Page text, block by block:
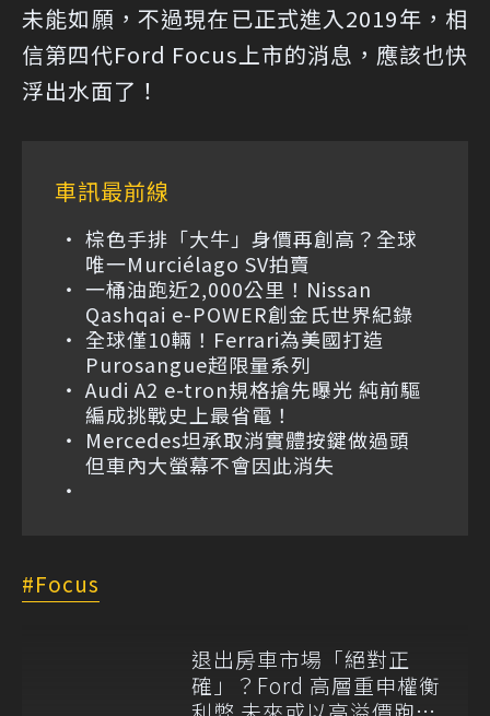
未能如願，不過現在已正式進入2019年，相
信第四代Ford Focus上市的消息，應該也快
浮出水面了！
車訊最前線
棕色手排「大牛」身價再創高？全球
唯一Murciélago SV拍賣
一桶油跑近2,000公里！Nissan
Qashqai e-POWER創金氏世界紀錄
全球僅10輛！Ferrari為美國打造
Purosangue超限量系列
Audi A2 e-tron規格搶先曝光 純前驅
編成挑戰史上最省電！
Mercedes坦承取消實體按鍵做過頭
但車內大螢幕不會因此消失
Focus
退出房車市場「絕對正
確」？Ford 高層重申權衡